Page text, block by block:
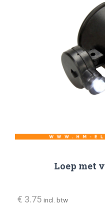
Loep met
€ 3.75 incl. btw